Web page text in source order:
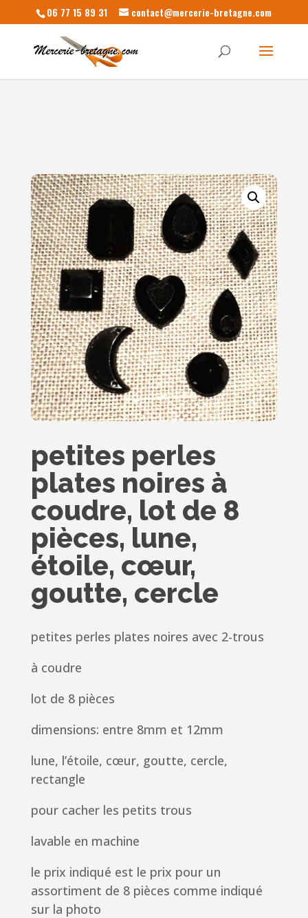
06 77 15 89 31 contact@mercerie-bretagne.com
petites perles
plates noires à
coudre, lot de 8
pièces, lune,
étoile, cœur,
goutte, cercle
petites perles plates noires avec 2-trous
à coudre
lot de 8 pièces
dimensions: entre 8mm et 12mm
lune, l’étoile, cœur, goutte, cercle,
rectangle
pour cacher les petits trous
lavable en machine
le prix indiqué est le prix pour un
assortiment de 8 pièces comme indiqué
sur la photo